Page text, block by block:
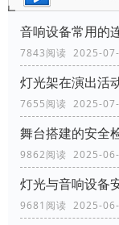
音响设备常用的
7843阅读 2025-
灯光架在演出活
7655阅读 2025-
舞台搭建的安全
9862阅读 2025-
灯光与音响设备
9681阅读 2025-